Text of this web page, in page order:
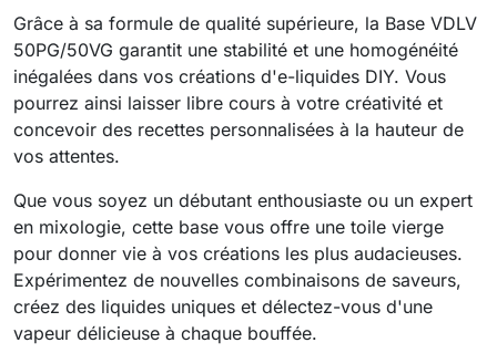
Grâce à sa formule de qualité supérieure, la Base VDLV
50PG/50VG garantit une stabilité et une homogénéité
inégalées dans vos créations d'e-liquides DIY. Vous
pourrez ainsi laisser libre cours à votre créativité et
concevoir des recettes personnalisées à la hauteur de
vos attentes.
Que vous soyez un débutant enthousiaste ou un expert
en mixologie, cette base vous offre une toile vierge
pour donner vie à vos créations les plus audacieuses.
Expérimentez de nouvelles combinaisons de saveurs,
créez des liquides uniques et délectez-vous d'une
vapeur délicieuse à chaque bouffée.